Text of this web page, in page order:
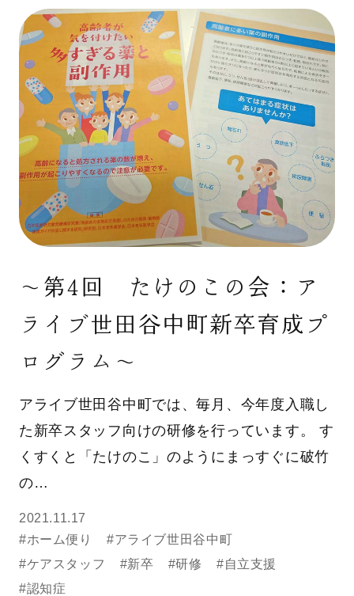
〜第4回 たけのこの会：ア
ライブ世田谷中町新卒育成プ
ログラム〜
アライブ世田谷中町では、毎月、今年度入職し
た新卒スタッフ向けの研修を行っています。 す
くすくと「たけのこ」のようにまっすぐに破竹
の…
2021.11.17
#ホーム便り
#アライブ世田谷中町
#ケアスタッフ
#新卒 #研修
#自立支援
#認知症